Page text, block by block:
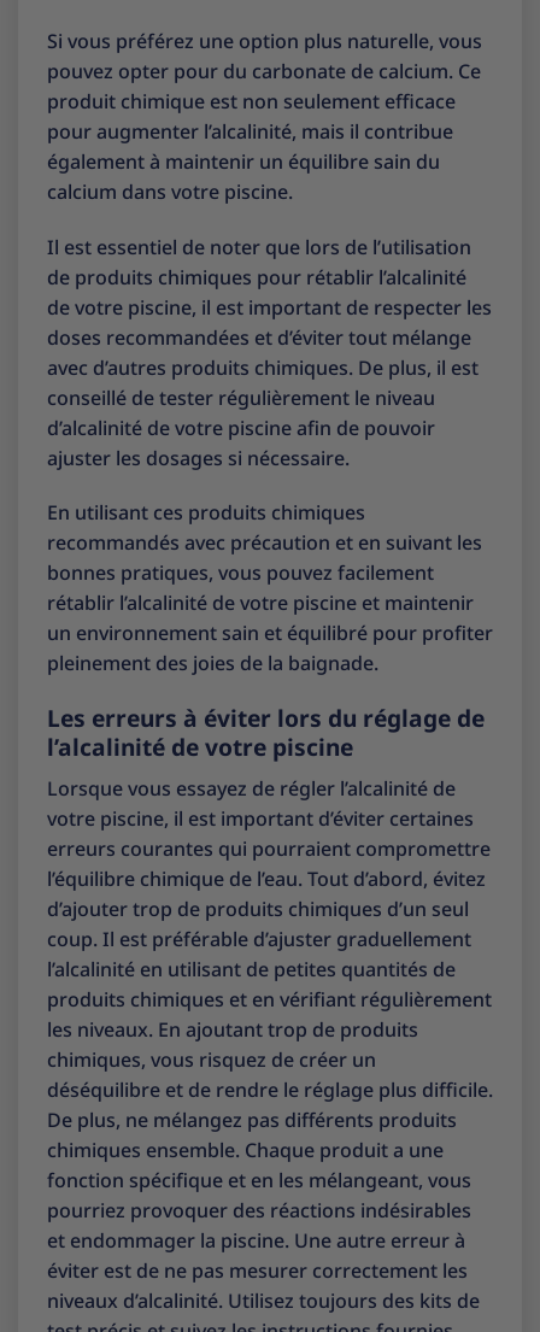
Si vous préférez une option plus naturelle, vous
pouvez opter pour du carbonate de calcium. Ce
produit chimique est non seulement efficace
pour augmenter l’alcalinité, mais il contribue
également à maintenir un équilibre sain du
calcium dans votre piscine.
Il est essentiel de noter que lors de l’utilisation
de produits chimiques pour rétablir l’alcalinité
de votre piscine, il est important de respecter les
doses recommandées et d’éviter tout mélange
avec d’autres produits chimiques. De plus, il est
conseillé de tester régulièrement le niveau
d’alcalinité de votre piscine afin de pouvoir
ajuster les dosages si nécessaire.
En utilisant ces produits chimiques
recommandés avec précaution et en suivant les
bonnes pratiques, vous pouvez facilement
rétablir l’alcalinité de votre piscine et maintenir
un environnement sain et équilibré pour profiter
pleinement des joies de la baignade.
Les erreurs à éviter lors du réglage de
l’alcalinité de votre piscine
Lorsque vous essayez de régler l’alcalinité de
votre piscine, il est important d’éviter certaines
erreurs courantes qui pourraient compromettre
l’équilibre chimique de l’eau. Tout d’abord, évitez
d’ajouter trop de produits chimiques d’un seul
coup. Il est préférable d’ajuster graduellement
l’alcalinité en utilisant de petites quantités de
produits chimiques et en vérifiant régulièrement
les niveaux. En ajoutant trop de produits
chimiques, vous risquez de créer un
déséquilibre et de rendre le réglage plus difficile.
De plus, ne mélangez pas différents produits
chimiques ensemble. Chaque produit a une
fonction spécifique et en les mélangeant, vous
pourriez provoquer des réactions indésirables
et endommager la piscine. Une autre erreur à
éviter est de ne pas mesurer correctement les
niveaux d’alcalinité. Utilisez toujours des kits de